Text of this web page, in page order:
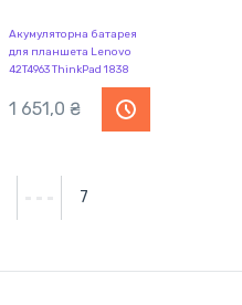
Акумуляторна батарея
для планшета Lenovo
42T4963 ThinkPad 1838
7.4V Black 3100mAh Orig
1 651,0 ₴
7